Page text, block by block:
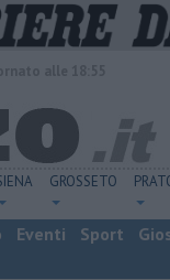
GROSSETO
Eventi Sport